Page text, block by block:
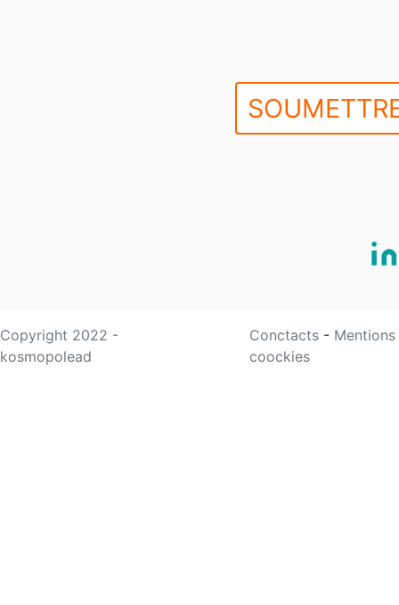
Copyright 2022 -
kosmopolead
Conctacts -
coockies